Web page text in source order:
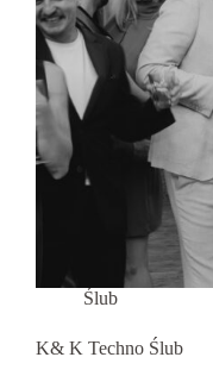
Ślub
K& K Techno Ślub